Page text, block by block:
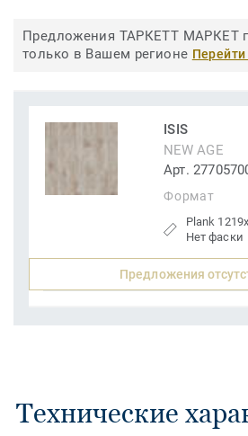
Предложения ТАРКЕТТ МАРКЕТ
только в Вашем регионе Перейти
ISIS
NEW AGE
Арт.
Формат
Plank
Нет фаски
Предложения
Технические